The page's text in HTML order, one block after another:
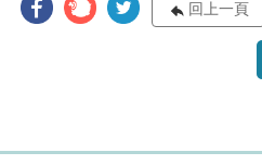
回上一頁